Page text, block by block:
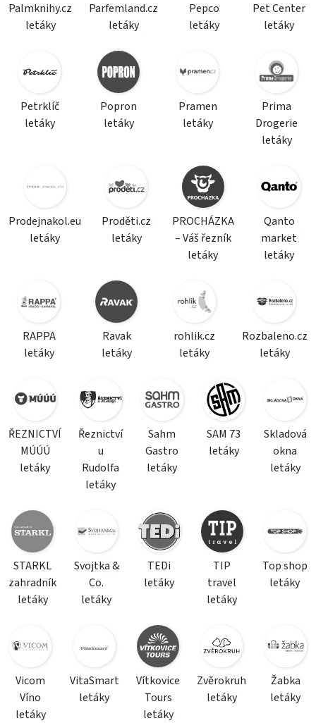
Palmknihy.cz
letáky
Parfemland.cz
letáky
Pepco
letáky
Pet Center
letáky
Petrklíč
letáky
Popron
letáky
Pramen
letáky
Prima
Drogerie
letáky
Prodejnakol.eu
letáky
Proděti.cz
letáky
PROCHÁZKA
– Váš řezník
letáky
Qanto
market
letáky
RAPPA
letáky
Ravak
letáky
rohlik.cz
letáky
Rozbaleno.cz
letáky
ŘEZNICTVÍ
MÚÚÚ
letáky
Řeznictví
u
Rudolfa
letáky
Sahm
Gastro
letáky
SAM 73
letáky
Skladová
okna
letáky
STARKL
zahradník
letáky
Svojtka &
Co.
letáky
TEDi
letáky
TIP
travel
letáky
Top shop
letáky
Vicom
Víno
letáky
VitaSmart
letáky
Vítkovice
Tours
letáky
Zvěrokruh
letáky
Žabka
letáky